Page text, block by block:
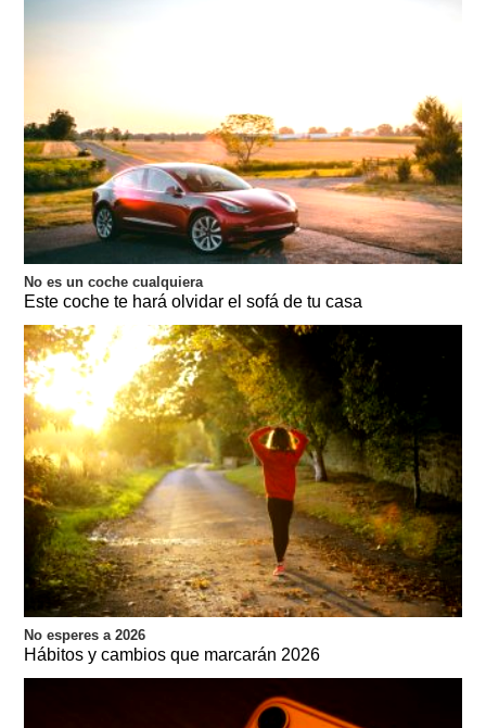
No es un coche cualquiera
Este coche te hará olvidar el sofá de tu casa
No esperes a 2026
Hábitos y cambios que marcarán 2026